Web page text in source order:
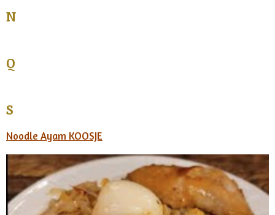
N
Q
S
Noodle Ayam KOOSJE